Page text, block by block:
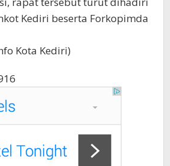
Kediri beserta Forkopimda
Kota Kediri)